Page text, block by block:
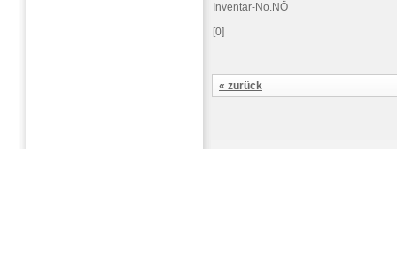
Inventar-No.NÖ
[0]
« zurück